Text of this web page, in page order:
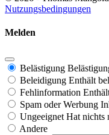
Nutzungsbedingungen
Melden
Belästigung
Beleidigung Enthält
Fehlinformation
Spam oder Werbung
Ungeeignet Hat nichts
Andere